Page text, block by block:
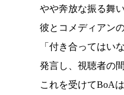
やや奔放な振る舞
彼とコメディアン
「付き合ってはい
発言し、視聴者の
これを受けてBoAは